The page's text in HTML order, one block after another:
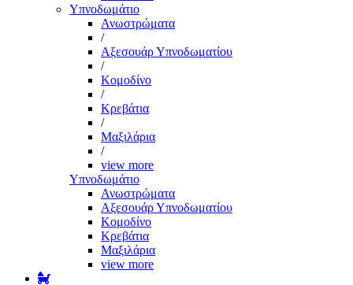
Υπνοδωμάτιο
Ανωστρώματα
/
Αξεσουάρ Υπνοδωματίου
/
Κομοδίνο
/
Κρεβάτια
/
Μαξιλάρια
/
view more
Υπνοδωμάτιο
Ανωστρώματα
Αξεσουάρ Υπνοδωματίου
Κομοδίνο
Κρεβάτια
Μαξιλάρια
view more